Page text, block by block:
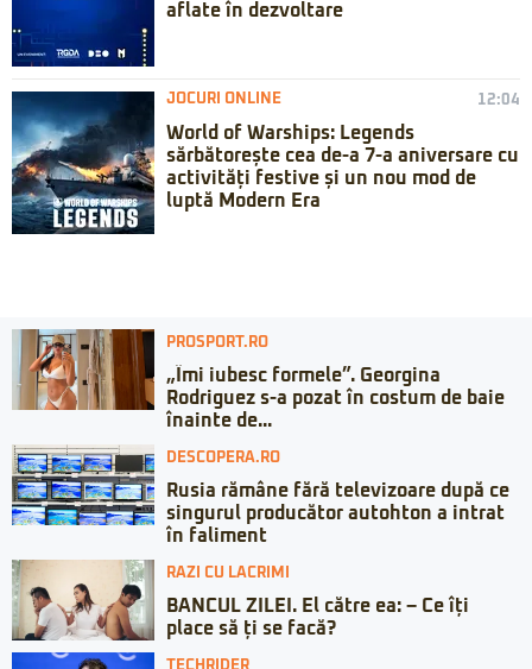
aflate în dezvoltare
JOCURI ONLINE 12:04
World of Warships: Legends
sărbătorește cea de-a 7-a aniversare cu
activități festive și un nou mod de
luptă Modern Era
PROSPORT.RO
„Îmi iubesc formele”. Georgina
Rodriguez s-a pozat în costum de baie
înainte de...
DESCOPERA.RO
Rusia rămâne fără televizoare după ce
singurul producător autohton a intrat
în faliment
RAZI CU LACRIMI
BANCUL ZILEI. El către ea: – Ce îți
place să ți se facă?